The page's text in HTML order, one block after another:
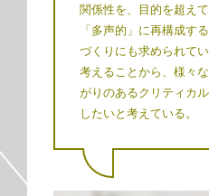
関係性を、目的を超え
「多声的」に再構成す
づくりにも求められて
考えることから、様々
がりのあるクリティカ
したいと考えている。